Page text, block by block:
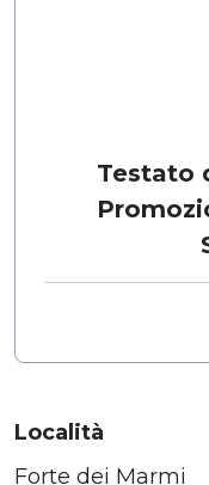
Testato
Località
Forte dei Marmi